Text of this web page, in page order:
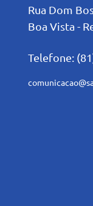
Rua Dom
Boa Vista -
Telefone: